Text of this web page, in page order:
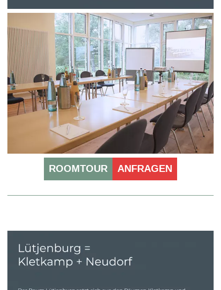
ROOMTOUR ANFRAGEN